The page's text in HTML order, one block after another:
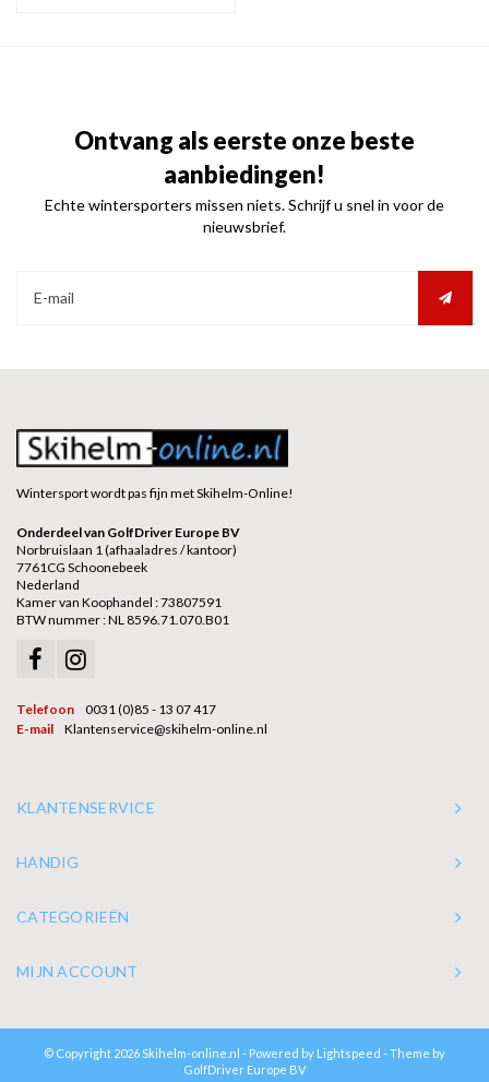
Ontvang als eerste onze beste
aanbiedingen!
Echte wintersporters missen niets. Schrijf u snel in voor de
nieuwsbrief.
Wintersport wordt pas fijn met Skihelm-Online!
Onderdeel van GolfDriver Europe BV
Norbruislaan 1 (afhaaladres / kantoor)
7761CG Schoonebeek
Nederland
Kamer van Koophandel : 73807591
BTW nummer : NL 8596.71.070.B01
Telefoon
0031 (0)85 - 13 07 417
E-mail
Klantenservice@skihelm-online.nl
KLANTENSERVICE
HANDIG
CATEGORIEËN
MIJN ACCOUNT
© Copyright 2026 Skihelm-online.nl - Powered by Lightspeed - Theme by
GolfDriver Europe BV